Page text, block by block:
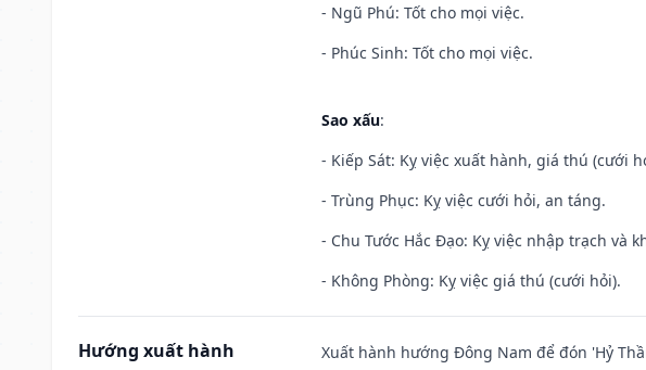
- Ngũ Phú: Tốt cho mọi việc.
- Phúc Sinh: Tốt cho mọi việc.
Sao xấu:
- Kiếp Sát: Kỵ việc xuất hành, giá thú (cưới
- Trùng Phục: Kỵ việc cưới hỏi, an táng.
- Chu Tước Hắc Đạo: Kỵ việc nhập trạch và
- Không Phòng: Kỵ việc giá thú (cưới hỏi).
Hướng xuất hành
Xuất hành hướng Đông Nam để đón 'Hỷ